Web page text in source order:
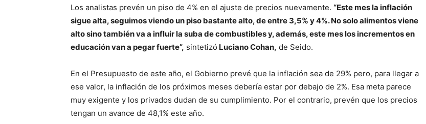
Los analistas prevén un piso de 4% en el ajuste de precios nuevamente. “Este mes la inflación
sigue alta, seguimos viendo un piso bastante alto, de entre 3,5% y 4%. No solo alimentos viene
alto sino también va a influir la suba de combustibles y, además, este mes los incrementos en
educación van a pegar fuerte”, sintetizó Luciano Cohan, de Seido.
En el Presupuesto de este año, el Gobierno prevé que la inflación sea de 29% pero, para llegar a
ese valor, la inflación de los próximos meses debería estar por debajo de 2%. Esa meta parece
muy exigente y los privados dudan de su cumplimiento. Por el contrario, prevén que los precios
tengan un avance de 48,1% este año.